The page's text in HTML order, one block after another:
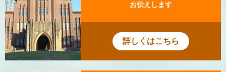
お伝えします
詳しくはこちら